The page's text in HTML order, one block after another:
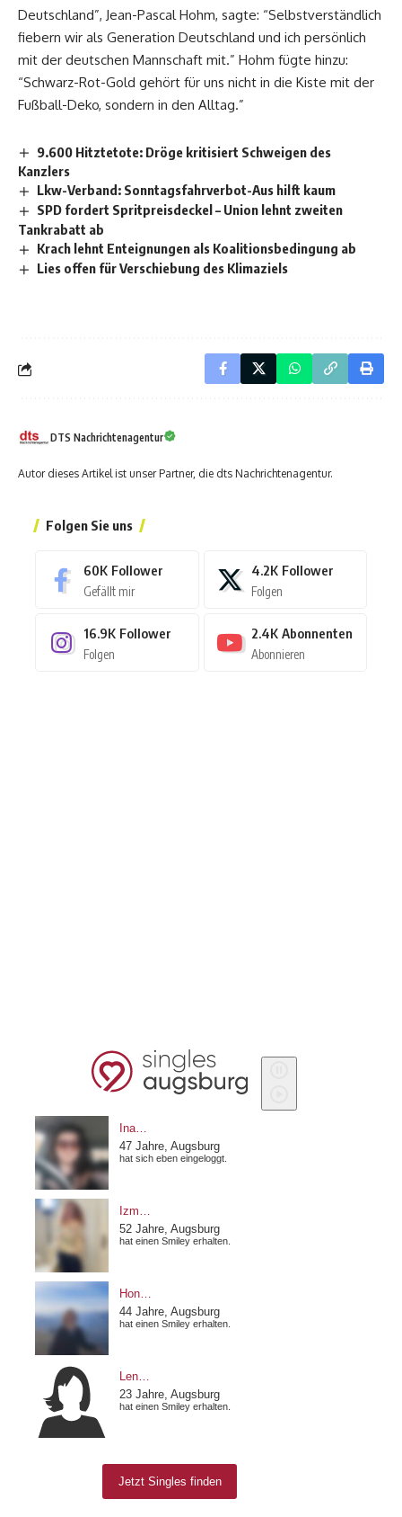
Deutschland”, Jean-Pascal Hohm, sagte: “Selbstverständlich
fiebern wir als Generation Deutschland und ich persönlich
mit der deutschen Mannschaft mit.” Hohm fügte hinzu:
“Schwarz-Rot-Gold gehört für uns nicht in die Kiste mit der
Fußball-Deko, sondern in den Alltag.”
9.600 Hitztetote: Dröge kritisiert Schweigen des
Kanzlers
Lkw-Verband: Sonntagsfahrverbot-Aus hilft kaum
SPD fordert Spritpreisdeckel – Union lehnt zweiten
Tankrabatt ab
Krach lehnt Enteignungen als Koalitionsbedingung ab
Lies offen für Verschiebung des Klimaziels
DTS Nachrichtenagentur
Autor dieses Artikel ist unser Partner, die dts Nachrichtenagentur.
Folgen Sie uns
60K Follower
Gefällt mir
4.2K Follower
Folgen
16.9K Follower
Folgen
2.4K Abonnenten
Abonnieren